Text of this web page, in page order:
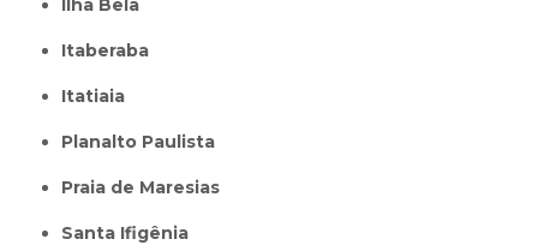
Ilha Bela
Itaberaba
itatiaia
Planalto Paulista
Praia de Maresias
Santa Ifigênia